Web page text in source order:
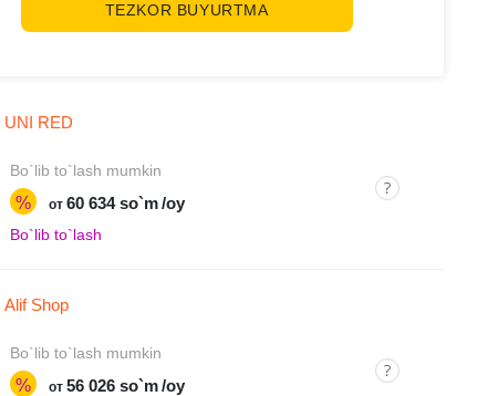
TEZKOR BUYURTMA
UNI RED
Bo`lib to`lash mumkin
% от 60 634 so`m /oy
Bo`lib to`lash
Alif Shop
Bo`lib to`lash mumkin
% от 56 026 so`m /oy